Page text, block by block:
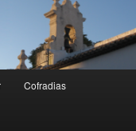
Cofradias